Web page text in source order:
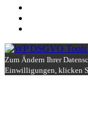
Zum Ändern Ihrer
Einwilligungen, klicken